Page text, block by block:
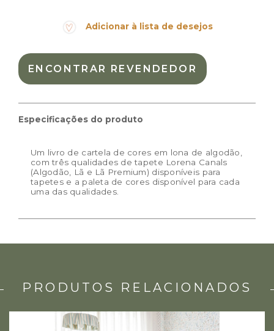
0.700kg
Dimensões do produto:
Adicionar à lista de desejos
ENCONTRAR REVENDEDOR
Especificações do produto
Um livro de cartela de cores em lona de algodão,
com três qualidades de tapete Lorena Canals
(Algodão, Lã e Lã Premium) disponíveis para
tapetes e a paleta de cores disponível para cada
uma das qualidades.
PRODUTOS RELACIONADOS